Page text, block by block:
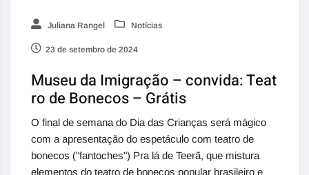
Juliana Rangel Notícias
23 de setembro de 2024
Museu da Imigração – convida: Teat
ro de Bonecos – Grátis
O final de semana do Dia das Crianças será mágico
com a apresentação do espetáculo com teatro de
bonecos ("fantoches") Pra lá de Teerã, que mistura
elementos do teatro de bonecos popular brasileiro e